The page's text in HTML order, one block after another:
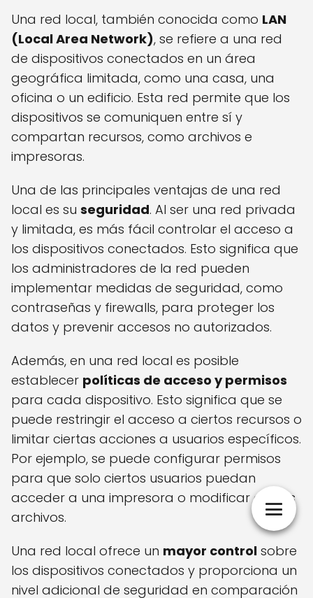
Una red local, también conocida como LAN
(Local Area Network), se refiere a una red
de dispositivos conectados en un área
geográfica limitada, como una casa, una
oficina o un edificio. Esta red permite que los
dispositivos se comuniquen entre sí y
compartan recursos, como archivos e
impresoras.
Una de las principales ventajas de una red
local es su seguridad. Al ser una red privada
y limitada, es más fácil controlar el acceso a
los dispositivos conectados. Esto significa que
los administradores de la red pueden
implementar medidas de seguridad, como
contraseñas y firewalls, para proteger los
datos y prevenir accesos no autorizados.
Además, en una red local es posible
establecer políticas de acceso y permisos
para cada dispositivo. Esto significa que se
puede restringir el acceso a ciertos recursos o
limitar ciertas acciones a usuarios específicos.
Por ejemplo, se puede configurar permisos
para que solo ciertos usuarios puedan
acceder a una impresora o modificar ciertos
archivos.
Una red local ofrece un mayor control sobre
los dispositivos conectados y proporciona un
nivel adicional de seguridad en comparación